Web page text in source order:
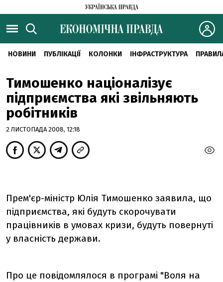
НОВИНИ ПУБЛІКАЦІЇ КОЛОНКИ ІНФРАСТРУКТУРА
Тимошенко націоналізує
підприємства які звільняють
робітників
2 ЛИСТОПАДА 2008, 12:18
Прем'єр-міністр Юлія Тимошенко заявила, що
підприємства, які будуть скорочувати
працівників в умовах кризи, будуть повернуті
у власність держави.
Про це повідомлялося в програмі "Воля на